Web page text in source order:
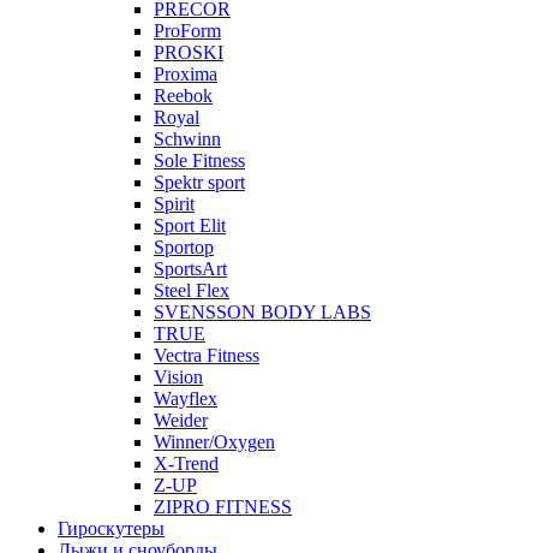
PRECOR
ProForm
PROSKI
Proxima
Reebok
Royal
Schwinn
Sole Fitness
Spektr sport
Spirit
Sport Elit
Sportop
SportsArt
Steel Flex
SVENSSON BODY LABS
TRUE
Vectra Fitness
Vision
Wayflex
Weider
Winner/Oxygen
X-Trend
Z-UP
ZIPRO FITNESS
Гироскутеры